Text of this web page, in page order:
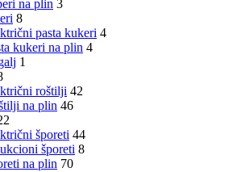
na plin 3
8
pasta kukeri 4
kukeri na plin 4
1
roštilji 42
na plin 46
šporeti 44
šporeti 8
na plin 70